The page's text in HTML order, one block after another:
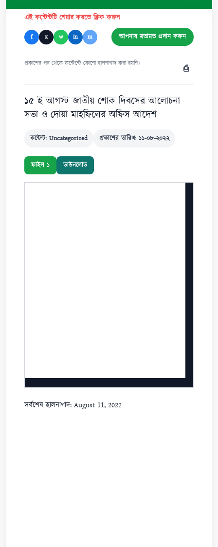
এই কন্টেন্টটি শেয়ার করতে ক্লিক করুন
f x w in m আপনার মতামত প্রদান করুন
প্রকাশের পর থেকে কন্টেন্টে কোনো হালনাগাদ করা হয়নি। ⎙
১৫ ই আগস্ট জাতীয় শোক দিবসের আলোচনা
সভা ও দোয়া মাহফিলের অফিস আদেশ
কন্টেন্ট: Uncategorized প্রকাশের তারিখ: ১১-০৮-২০২২
ফাইল ১ ডাউনলোড
সর্বশেষ হালনাগাদ: August 11, 2022